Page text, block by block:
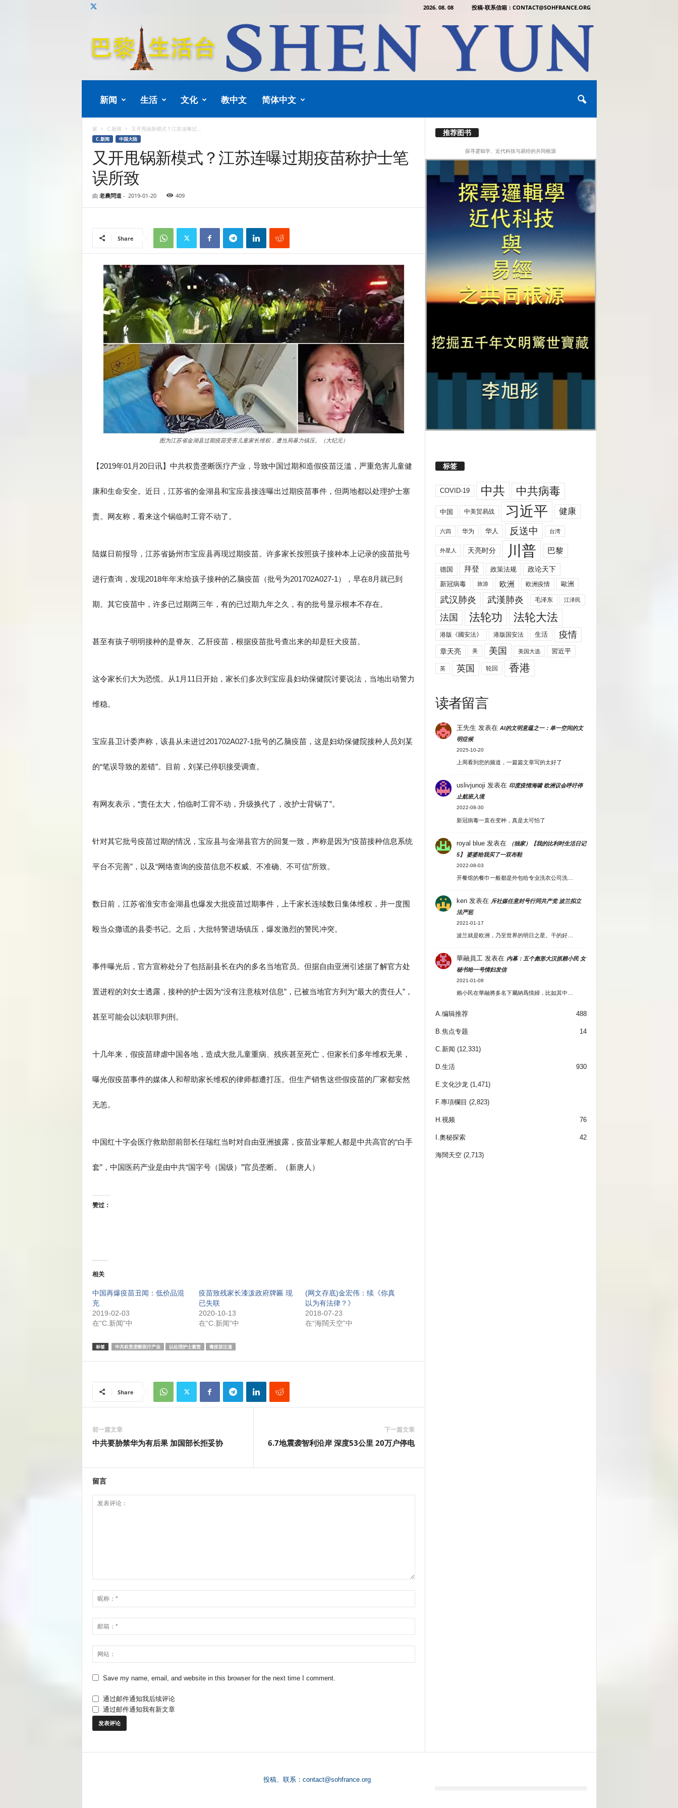
2026. 08. 08 投稿-联系信箱：CONTACT@SOHFRANCE.ORG
新闻 生活 文化 教中文 简体中文
家 C.新闻 又开甩锅新模式？江苏连曝过...
C.新闻 中国大陆
又开甩锅新模式？江苏连曝过期疫苗称护士笔
误所致
由 老農問道- 2019-01-20 409
Share
图为江苏省金湖县过期疫苗受害儿童家长维权，遭当局暴力镇压。（大纪元）
【2019年01月20日讯】中共权贵垄断医疗产业，导致中国过期和造假疫苗泛滥，严重危害儿童健
康和生命安全。近日，江苏省的金湖县和宝应县接连曝出过期疫苗事件，但两地都以处理护士塞
责。网友称，看来这个锅临时工背不动了。
陆媒日前报导，江苏省扬州市宝应县再现过期疫苗。许多家长按照孩子接种本上记录的疫苗批号
进行查询，发现2018年年末给孩子接种的乙脑疫苗（批号为201702A027-1），早在8月就已到
期。其它疫苗中，许多已过期两三年，有的已过期九年之久，有的批号显示根本不存在。
甚至有孩子明明接种的是脊灰、乙肝疫苗，根据疫苗批号查出来的却是狂犬疫苗。
这令家长们大为恐慌。从1月11日开始，家长们多次到宝应县妇幼保健院讨要说法，当地出动警力
维稳。
宝应县卫计委声称，该县从未进过201702A027-1批号的乙脑疫苗，这是妇幼保健院接种人员刘某
的“笔误导致的差错”。目前，刘某已停职接受调查。
有网友表示，“责任太大，怕临时工背不动，升级换代了，改护士背锅了”。
针对其它批号疫苗过期的情况，宝应县与金湖县官方的回复一致，声称是因为“疫苗接种信息系统
平台不完善”，以及“网络查询的疫苗信息不权威、不准确、不可信”所致。
数日前，江苏省淮安市金湖县也爆发大批疫苗过期事件，上千家长连续数日集体维权，并一度围
殴当众撒谎的县委书记。之后，大批特警进场镇压，爆发激烈的警民冲突。
事件曝光后，官方宣称处分了包括副县长在内的多名当地官员。但据自由亚洲引述据了解官方处
置进程的刘女士透露，接种的护士因为“没有注意核对信息”，已被当地官方列为“最大的责任人”，
甚至可能会以渎职罪判刑。
十几年来，假疫苗肆虐中国各地，造成大批儿童重病、残疾甚至死亡，但家长们多年维权无果，
曝光假疫苗事件的媒体人和帮助家长维权的律师都遭打压。但生产销售这些假疫苗的厂家都安然
无恙。
中国红十字会医疗救助部前部长任瑞红当时对自由亚洲披露，疫苗业掌舵人都是中共高官的“白手
套”，中国医药产业是由中共“国字号（国级）”官员垄断。（新唐人）
赞过：
相关
中国再爆疫苗丑闻：低价品混
充
2019-02-03
在“C.新闻”中
疫苗致残家长漆泼政府牌匾 现
已失联
2020-10-13
在“C.新闻”中
(网文存底)金宏伟：续《你真
以为有法律？》
2018-07-23
在“海闊天空”中
标签 中共权贵垄断医疗产业 以处理护士塞责 毒疫苗泛滥
Share
前一篇文章
中共要胁禁华为有后果 加国部长拒妥协
下一篇文章
6.7地震袭智利沿岸 深度53公里 20万户停电
留言
Save my name, email, and website in this browser for the next time I comment.
通过邮件通知我后续评论
通过邮件通知我有新文章
推荐图书
探寻逻辑学、近代科技与易经的共同根源
标签
COVID-19 中共 中共病毒
中国 中美贸易战 习近平 健康
六四 华为 华人 反送中 台湾
外星人 天亮时分 川普 巴黎
德国 拜登 政策法规
政论天下
新冠病毒
旅游 欧洲 欧洲疫情 歐洲
武汉肺炎 武漢肺炎 毛泽东 江泽民
法国 法轮功 法轮大法
港版《國安法》 港版国安法 生活 疫情
章天亮 美 美国 美国大选 習近平
英 英国 轮回 香港
读者留言
王先生 发表在 AI的文明意蕴之一：单一空间的文
明症候
2025-10-20
上周看到您的频道，一篇篇文章写的太好了
uslivjunoji 发表在 印度疫情海啸 欧洲议会呼吁停
止航班入境
2022-08-30
新冠病毒一直在变种，真是太可怕了
royal blue发表在
（独家）【我的比利时生活日记
5】 婆婆给我买了一双布鞋
2022-08-03
开餐馆的餐巾一般都是外包给专业洗衣公司洗…
ken发表在 斥社媒任意封号行同共产党 波兰拟立
法严惩
2021-01-17
波兰就是欧洲，乃至世界的明日之星。干的好…
華融員工 发表在 内幕：五个彪形大汉抓赖小民 女
秘书给一号情妇发信
2021-01-08
賴小民在華融將多名下屬納爲情婦，比如其中…
A.编辑推荐 488
B.焦点专题 14
C.新闻 (12,331)
D.生活 930
E.文化沙龙 (1,471)
F.專項欄目 (2,823)
H.视频 76
I.奧秘探索 42
海闊天空(2,713)
投稿、联系： contact@sohfrance.org